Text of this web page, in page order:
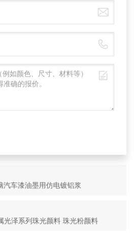
汽车漆油墨用仿电镀铝浆
光泽系列珠光颜料 珠光粉颜料